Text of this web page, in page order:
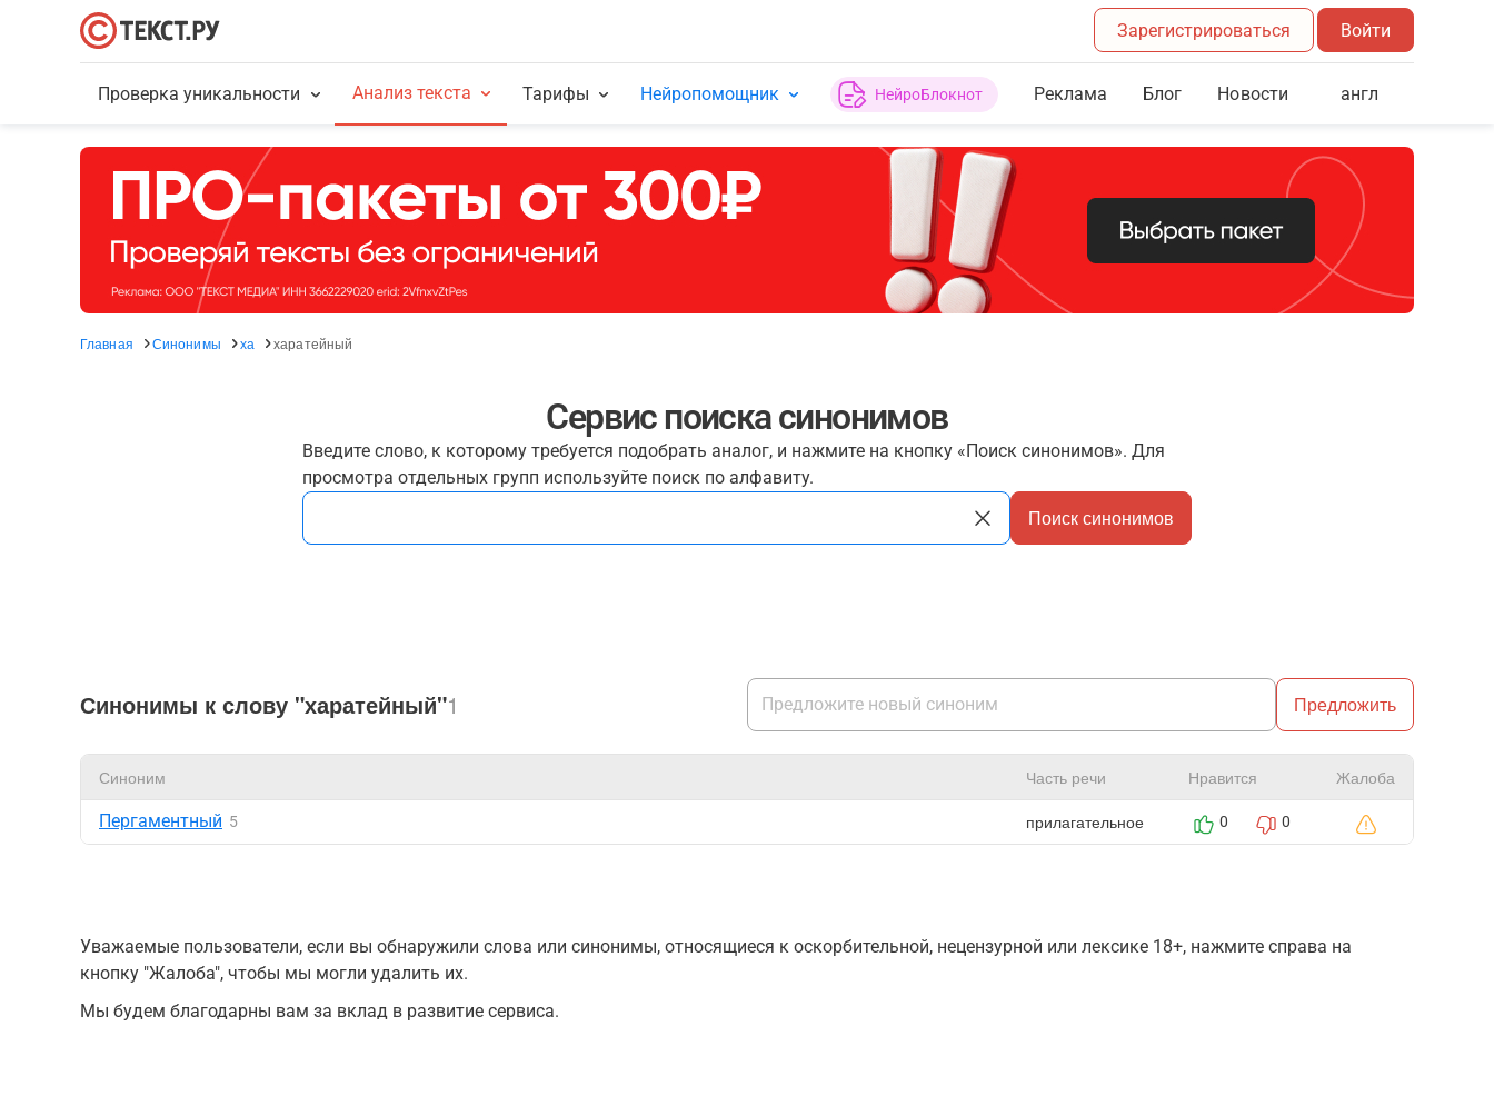
Зарегистрироваться Войти
Проверка уникальности Анализ текста Тарифы Нейропомощник НейроБлокнот Реклама Блог Новости англ
Главная Синонимы ха харатейный
Сервис поиска синонимов
Введите слово, к которому требуется подобрать аналог, и нажмите на кнопку «Поиск синонимов». Для
просмотра отдельных групп используйте поиск по алфавиту.
Поиск синонимов
Синонимы к слову "харатейный"1 Предложить
Синоним Часть речи Нравится Жалоба
Пергаментный 5 прилагательное 0 0
Уважаемые пользователи, если вы обнаружили слова или синонимы, относящиеся к оскорбительной, нецензурной или лексике 18+, нажмите справа на
кнопку "Жалоба", чтобы мы могли удалить их.
Мы будем благодарны вам за вклад в развитие сервиса.